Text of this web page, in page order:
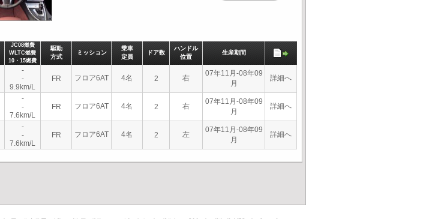
JC08燃費
WLTC燃費
10・15燃費
駆動
方式
ミッション
乗車
定員
ドア数
ハンドル
位置
生産期間
-
-
9.9km/L
FR フロア6AT 4名 2 右
07年11月-08年09
月
詳細へ
-
-
7.6km/L
FR フロア6AT 4名 2 右
07年11月-08年09
月
詳細へ
-
-
7.6km/L
FR フロア6AT 4名 2 左
07年11月-08年09
月
詳細へ